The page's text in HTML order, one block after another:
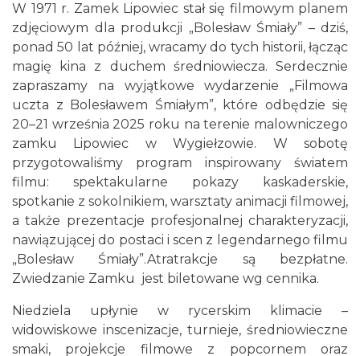
Letnie Kino Plenerowe 2026 na olkuskim
Rynku
Olkusz
2026-08-28
21.50 km
III Zlot Klasyków pod Zamkiem w
Rabsztynie
Rabsztyn
W 1971 r. Zamek Lipowiec stał się filmowym planem
zdjęciowym dla produkcji „Bolesław Śmiały” – dziś,
ponad 50 lat później, wracamy do tych historii, łącząc
magię kina z duchem średniowiecza. Serdecznie
zapraszamy na wyjątkowe wydarzenie „Filmowa
uczta z Bolesławem Śmiałym”, które odbędzie się
20–21 września 2025 roku na terenie malowniczego
zamku Lipowiec w Wygiełzowie. W sobotę
przygotowaliśmy program inspirowany światem
filmu: spektakularne pokazy kaskaderskie,
spotkanie z sokolnikiem, warsztaty animacji filmowej,
a także prezentacje profesjonalnej charakteryzacji,
nawiązującej do postaci i scen z legendarnego filmu
„Bolesław Śmiały”.Atratrakcje są bezpłatne.
Zwiedzanie Zamku jest biletowane wg cennika.
Niedziela upłynie w rycerskim klimacie –
widowiskowe inscenizacje, turnieje, średniowieczne
smaki, projekcje filmowe z popcornem oraz